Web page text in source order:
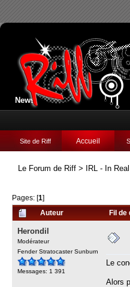
News:
Site de Riff Accueil
Le Forum de Riff > IRL - In
Pages: [1]
Auteur
Fil de
Herondil
Modérateur
Fender Stratocaster Sunburn
Messages: 1 391
Le
Alors